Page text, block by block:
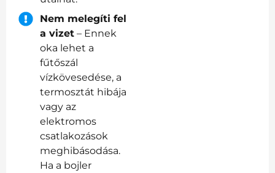
Nem melegíti fel
a vizet – Ennek
oka lehet a
fűtőszál
vízkövesedése, a
termosztát hibája
vagy az
elektromos
csatlakozások
meghibásodása.
Ha a bojler